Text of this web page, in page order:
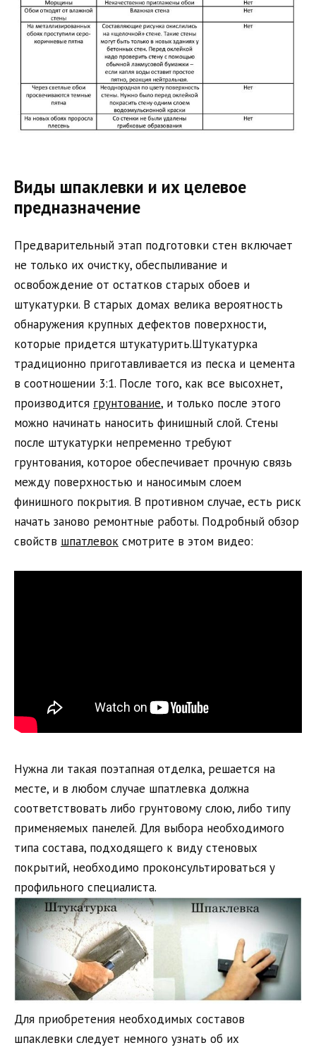
Виды шпаклевки и их целевое
предназначение
Предварительный этап подготовки стен включает
не только их очистку, обеспыливание и
освобождение от остатков старых обоев и
штукатурки. В старых домах велика вероятность
обнаружения крупных дефектов поверхности,
которые придется штукатурить.Штукатурка
традиционно приготавливается из песка и цемента
в соотношении 3:1. После того, как все высохнет,
производится грунтование, и только после этого
можно начинать наносить финишный слой. Стены
после штукатурки непременно требуют
грунтования, которое обеспечивает прочную связь
между поверхностью и наносимым слоем
финишного покрытия. В противном случае, есть риск
начать заново ремонтные работы. Подробный обзор
свойств шпатлевок смотрите в этом видео:
Нужна ли такая поэтапная отделка, решается на
месте, и в любом случае шпатлевка должна
соответствовать либо грунтовому слою, либо типу
применяемых панелей. Для выбора необходимого
типа состава, подходящего к виду стеновых
покрытий, необходимо проконсультироваться у
профильного специалиста.
Для приобретения необходимых составов
шпаклевки следует немного узнать об их